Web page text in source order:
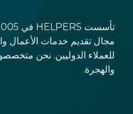
مجال تقديم خدمات الأعمال
للعملاء الدوليين. نحن
والهجرة.